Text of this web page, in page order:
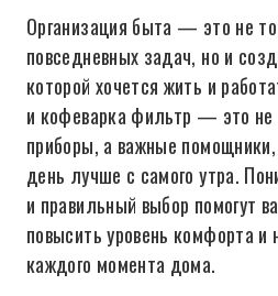
Организация быта — это не
повседневных задач, но и
которой хочется жить и
и кофеварка фильтр — это не
приборы, а важные
день лучше с самого утра.
и правильный выбор помогут
повысить уровень комфорта и
каждого момента дома.